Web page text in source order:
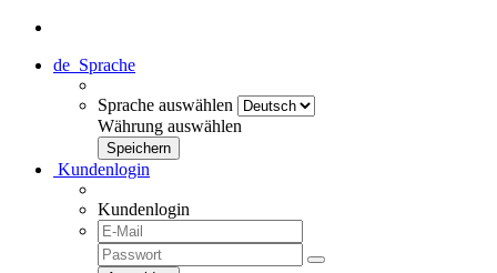
de Sprache
Sprache auswählen
Währung auswählen
Kundenlogin
Kundenlogin